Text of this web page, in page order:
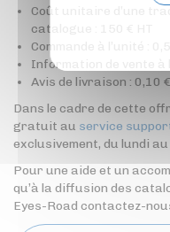
Coût unitaire d’une
catalogue : 150 € HT
Commande à l’unité :
Information de vente à
Avis de livraison : 0,10
Dans le cadre de cette
gratuit au service
exclusivement, du lundi
Pour une aide et un
qu’à la diffusion des
Eyes-Road contactez-